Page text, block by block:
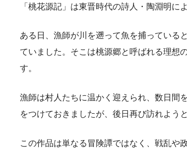
「桃花源記」は東晋時代の詩人・陶淵明
ある日、漁師が川を遡って魚を捕っている
ていました。そこは桃源郷と呼ばれる理想
す。
漁師は村人たちに温かく迎えられ、数日間
をつけておきましたが、後日再び訪れよう
この作品は単なる冒険譚ではなく、戦乱や